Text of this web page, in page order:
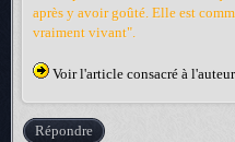
après y avoir goûté. Elle est
vraiment vivant".
Voir l'article consacré à l'auteur
Répondre